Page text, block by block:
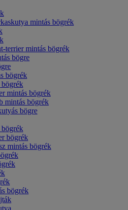
mintás bögrék
terrier mintás bögrék
bögre
bögrék
mintás bögrék
mintás bögrék
bögre
bögrék
bögrék
mintás bögrék
bögrék